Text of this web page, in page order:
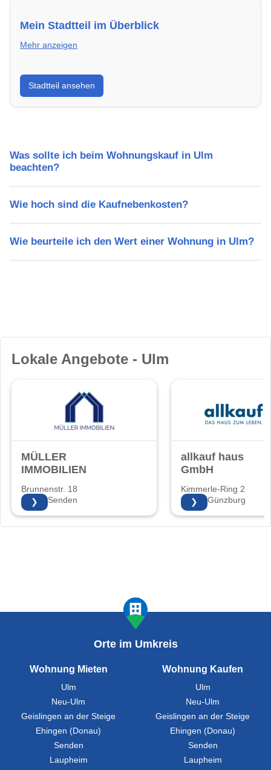
Mein Stadtteil im Überblick
Mehr anzeigen
Erfahre mehr über deinen Stadtteil in Ulm:
Lebensqualität, Verkehrsanbindung, Schulen,
Freizeitmöglichkeiten und Mietpreise.
Stadtteil ansehen
Was sollte ich beim Wohnungskauf in Ulm
beachten?
Wie hoch sind die Kaufnebenkosten?
Wie beurteile ich den Wert einer Wohnung in Ulm?
Lokale Angebote - Ulm
MÜLLER
IMMOBILIEN
Brunnenstr. 18
89250 Senden
❯
allkauf haus
GmbH
Kimmerle-Ring 2
89312 Günzburg
❯
Orte im Umkreis
Wohnung Mieten
Ulm
Neu-Ulm
Geislingen an der Steige
Ehingen (Donau)
Senden
Laupheim
Wohnung Kaufen
Ulm
Neu-Ulm
Geislingen an der Steige
Ehingen (Donau)
Senden
Laupheim